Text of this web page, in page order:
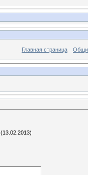
Главная страница
(13.02.2013)